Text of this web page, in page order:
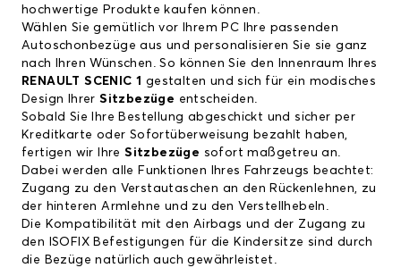
hochwertige Produkte kaufen können.
Wählen Sie gemütlich vor Ihrem PC Ihre passenden
Autoschonbezüge aus und personalisieren Sie sie ganz
nach Ihren Wünschen. So können Sie den Innenraum Ihres
RENAULT SCENIC 1 gestalten und sich für ein modisches
Design Ihrer Sitzbezüge entscheiden.
Sobald Sie Ihre Bestellung abgeschickt und sicher per
Kreditkarte oder Sofortüberweisung bezahlt haben,
fertigen wir IhreSitzbezüge sofort maßgetreu an.
Dabei werden alle Funktionen Ihres Fahrzeugs beachtet:
Zugang zu den Verstautaschen an den Rückenlehnen, zu
der hinteren Armlehne und zu den Verstellhebeln.
Die Kompatibilität mit den Airbags und der Zugang zu
den ISOFIX Befestigungen für die Kindersitze sind durch
die Bezüge natürlich auch gewährleistet.